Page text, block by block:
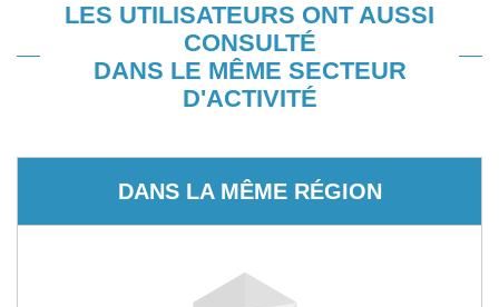
LES UTILISATEURS ONT AUSSI
CONSULTÉ
DANS LE MÊME SECTEUR
D'ACTIVITÉ
DANS LA MÊME RÉGION